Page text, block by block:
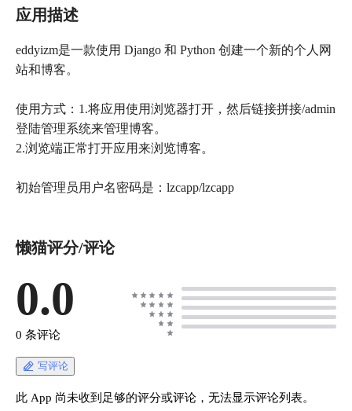
应用描述
eddyizm是一款使用 Django 和 Python 创建一个新的个人网
站和博客。
使用方式：1.将应用使用浏览器打开，然后链接拼接/admin
登陆管理系统来管理博客。
2.浏览端正常打开应用来浏览博客。
初始管理员用户名密码是：lzcapp/lzcapp
懒猫评分/评论
0.0
0 条评论
写评论
此 App 尚未收到足够的评分或评论，无法显示评论列表。